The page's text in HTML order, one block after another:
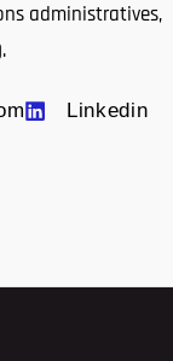
administratives,
Linkedin